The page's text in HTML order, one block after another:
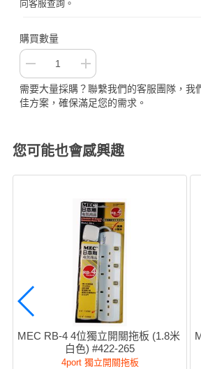
向客服查詢。
購買數量
需要大量採購？聯繫我們的客服團隊，我
佳方案，確保滿足您的需求。
您可能也會感興趣
MEC RB-4 4位獨立開關拖板 (1.8米
白色) #422-265
4port 獨立開關拖板